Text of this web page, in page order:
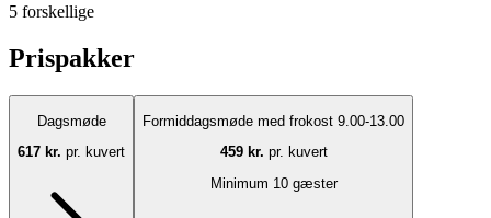
5 forskellige
Prispakker
Dagsmøde
617 kr. pr. kuvert
Formiddagsmøde med frokost 9.00-13.00
459 kr. pr. kuvert
Minimum 10 gæster